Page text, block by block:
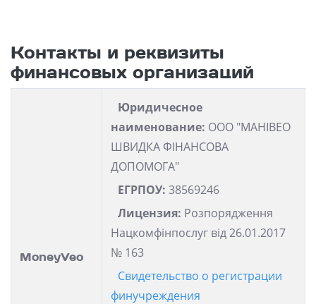
Контакты и реквизиты
финансовых организаций
MoneyVeo
Юридичесное
наименование: ООО "МАНІВЕО
ШВИДКА ФІНАНСОВА
ДОПОМОГА"
ЕГРПОУ: 38569246
Лицензия: Розпорядження
Нацкомфінпослуг від 26.01.2017
№ 163
Свидетельство о регистрации
финучреждения